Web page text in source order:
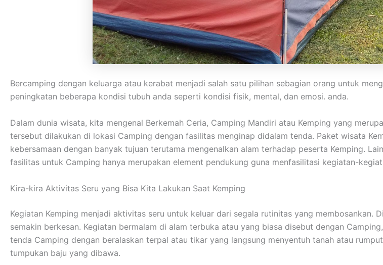
Bercamping dengan keluarga atau kerabat menjadi salah satu pilihan sebagian orang untuk
peningkatan beberapa kondisi tubuh anda seperti kondisi fisik, mental, dan emosi. anda.
Dalam dunia wisata, kita mengenal Berkemah Ceria, Camping Mandiri atau Kemping yang
tersebut dilakukan di lokasi Camping dengan fasilitas menginap didalam tenda. Paket wisata
kebersamaan dengan banyak tujuan terutama mengenalkan alam terhadap peserta Kemping.
fasilitas untuk Camping hanya merupakan element pendukung guna menfasilitasi kegiatan-
Kira-kira Aktivitas Seru yang Bisa Kita Lakukan Saat Kemping
Kegiatan Kemping menjadi aktivitas seru untuk keluar dari segala rutinitas yang membosankan.
semakin berkesan. Kegiatan bermalam di alam terbuka atau yang biasa disebut dengan
tenda Camping dengan beralaskan terpal atau tikar yang langsung menyentuh tanah atau
tumpukan baju yang dibawa.